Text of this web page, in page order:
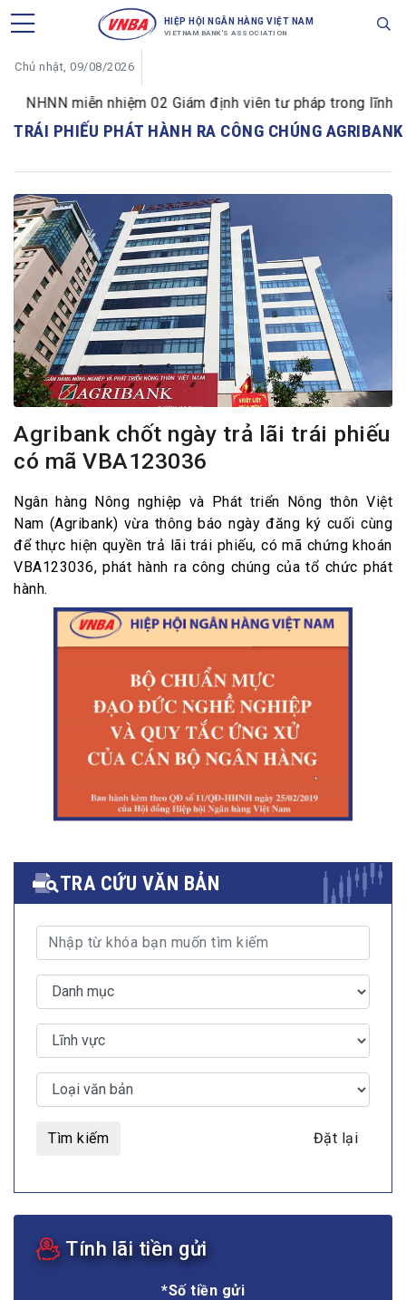
HIỆP HỘI NGÂN HÀNG VIỆT NAM
VIETNAM BANK'S ASSOCIATION
Chủ nhật, 09/08/2026
NHNN miễn nhiệm 02 Giám định viên tư pháp trong lĩnh
TRÁI PHIẾU PHÁT HÀNH RA CÔNG CHÚNG AGRIBANK
Agribank chốt ngày trả lãi trái phiếu
có mã VBA123036
Ngân hàng Nông nghiệp và Phát triển Nông thôn Việt
Nam (Agribank) vừa thông báo ngày đăng ký cuối cùng
để thực hiện quyền trả lãi trái phiếu, có mã chứng khoán
VBA123036, phát hành ra công chúng của tổ chức phát
hành.
TRA CỨU VĂN BẢN
Tìm kiếm Đặt lại
Tính lãi tiền gửi
*Số tiền gửi